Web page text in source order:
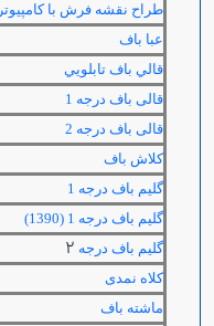
طراح نقشه فرش با كامپيوتر
عبا باف
قالي باف تابلويي
قالی باف درجه 1
قالی باف درجه 2
كلاش باف
گليم باف درجه 1
گليم باف درجه 1 (1390)
گلیم باف درجه 2
کلاه نمدی
ماشته باف